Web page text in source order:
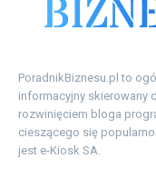
PoradnikBiznesu.pl to
informacyjny skierowany
rozwinięciem bloga
cieszącego się
jest e-Kiosk SA.